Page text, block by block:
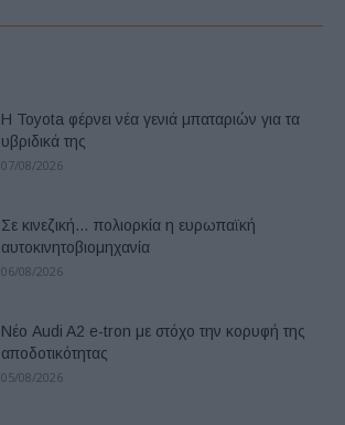
Η Toyota φέρνει νέα γενιά μπαταριών για τα
υβριδικά της
07/08/2026
Σε κινεζική… πολιορκία η ευρωπαϊκή
αυτοκινητοβιομηχανία
06/08/2026
Νέο Audi A2 e-tron με στόχο την κορυφή της
αποδοτικότητας
05/08/2026